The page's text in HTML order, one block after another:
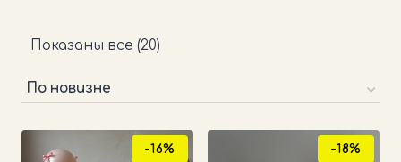
Показаны все (20)
-16% -18%